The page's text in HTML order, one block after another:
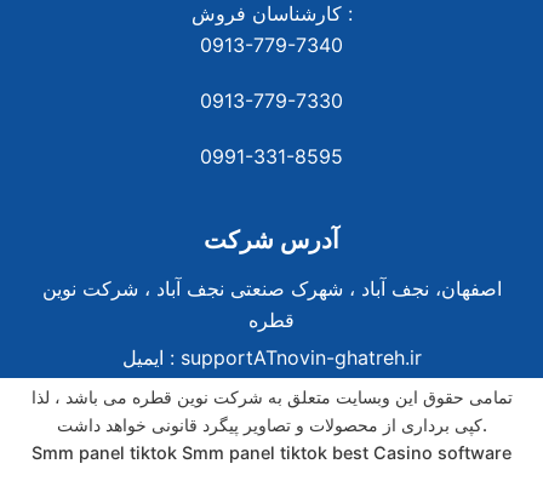
کارشناسان فروش :
0913-779-7340
0913-779-7330
0991-331-8595
آدرس شرکت
اصفهان، نجف آباد ، شهرک صنعتی نجف آباد ، شرکت نوین
قطره
ایمیل : supportATnovin-ghatreh.ir
تمامی حقوق این وبسایت متعلق به شرکت نوین قطره می باشد ، لذا
کپی برداری از محصولات و تصاویر پیگرد قانونی خواهد داشت.
Smm panel tiktok Smm panel tiktok best Casino software